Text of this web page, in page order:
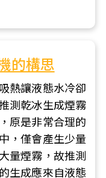
的構思
熱讓液態水冷卻
測乾冰生成煙霧
原是非常合理的
，僅會產生少量
量煙霧，故推測
生成應來自液態